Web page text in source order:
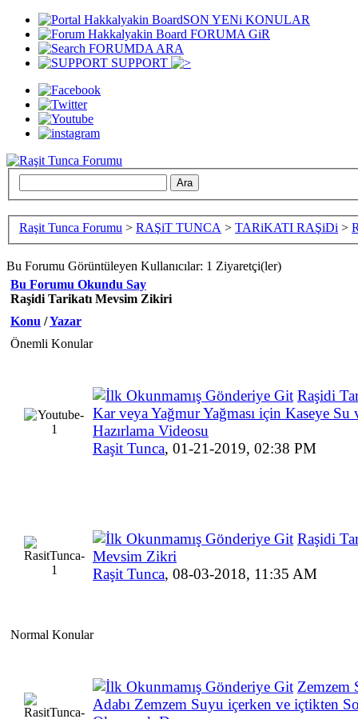
SON YENi KONULAR
FORUMA GiR
FORUMDA ARA
SUPPORT
Raşit Tunca Forumu > RAŞiT TUNCA > TARiKATI RAŞiDi >
Bu Forumu Görüntüleyen Kullanıcılar: 1 Ziyaretçi(ler)
Bu Forumu Okundu Say
Raşidi Tarikatı Mevsim Zikiri
Konu /Yazar
Önemli Konular
Raşidi
Kar veya Yağmur Yağması için Kaseye Su
Hazırlama Videosu
Raşit Tunca, 01-21-2019, 02:38 PM
Raşidi
Mevsim Zikri
Raşit Tunca, 08-03-2018, 11:35 AM
Normal Konular
Zemzem
Adabı Zemzem Suyu içerken ve içtikten